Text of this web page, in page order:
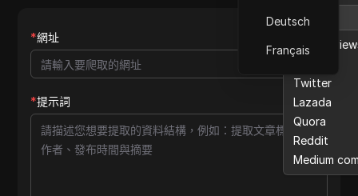
Deutsch
FrançaisEbay
Twitter
Lazada
Quora
Reddit
Medium
Etsy
*網址
*提示詞